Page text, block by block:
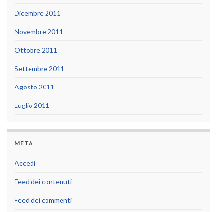
Dicembre 2011
Novembre 2011
Ottobre 2011
Settembre 2011
Agosto 2011
Luglio 2011
META
Accedi
Feed dei contenuti
Feed dei commenti